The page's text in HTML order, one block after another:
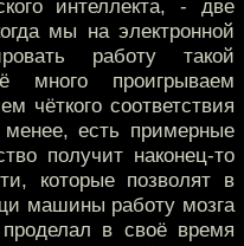
интеллекта, - две
мы на электронной
работу такой
проигрываем
чёткого соответствия
есть примерные
получит наконец-то
которые позволят в
машины работу мозга
в своё время